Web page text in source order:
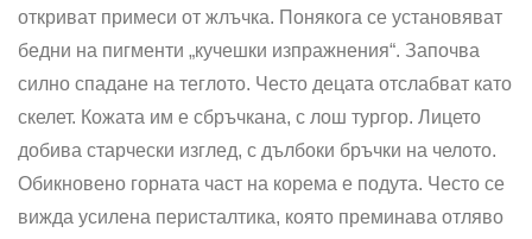
откриват примеси от жлъчка. Понякога се установяват
бедни на пигменти „ку­чешки изпражнения“. Започва
силно спадане на теглото. Често децата от­слабват като
скелет. Кожата им е сбръчкана, с лош тургор. Лицето
добива старчес­ки изглед, с дълбоки бръчки на челото.
Обикновено горната част на корема е подута. Често се
вижда усилена перисталтика, която преминава отляво